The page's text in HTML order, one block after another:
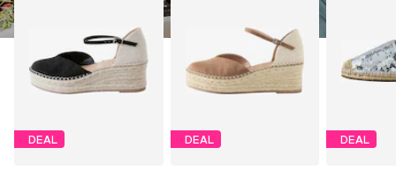
DEAL DEAL DEAL